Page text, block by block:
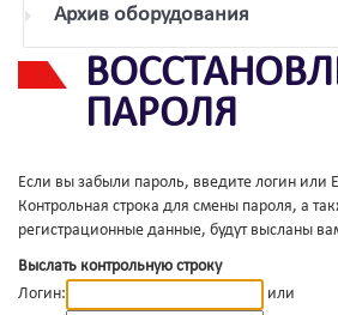
Архив оборудования
ПАРОЛЯ
Если вы забыли пароль, введите логин или
Контрольная строка для смены пароля, а
регистрационные данные, будут высланы
Выслать контрольную строку
Логин:
или